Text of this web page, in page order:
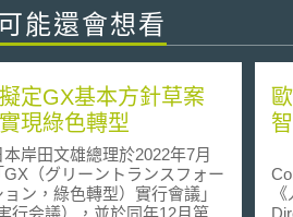
能還會想看
定GX基本方針草案
現綠色轉型
田文雄總理於2022年7月
GX（グリーントランスフォー
ョン，綠色轉型）實行會議」
行会議），並於同年12月第5